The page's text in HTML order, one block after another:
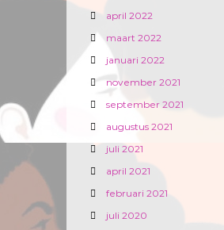
april 2022
maart 2022
januari 2022
november 2021
september 2021
augustus 2021
juli 2021
april 2021
februari 2021
juli 2020